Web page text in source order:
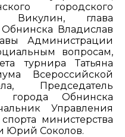
городского
Викулин, глава
Владислав
Администрации
вопросам,
турнира Татьяна
Всероссийской
Председатель
города Обнинска
Управления
министерства
Юрий Соколов.